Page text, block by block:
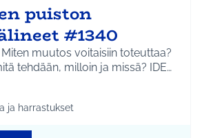
puiston
#1340
Miten muutos voitaisiin toteuttaa?
tehdään, milloin ja missä? IDE…
mukaan: Hyrylä
teeman mukaan: Liikunta ja
ja harrastukset